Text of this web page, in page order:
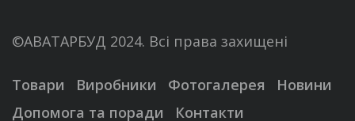
©АВАТАРБУД 2024. Всі права захищені
Товари Виробники Фотогалерея
Новини
Допомога та поради
Контакти